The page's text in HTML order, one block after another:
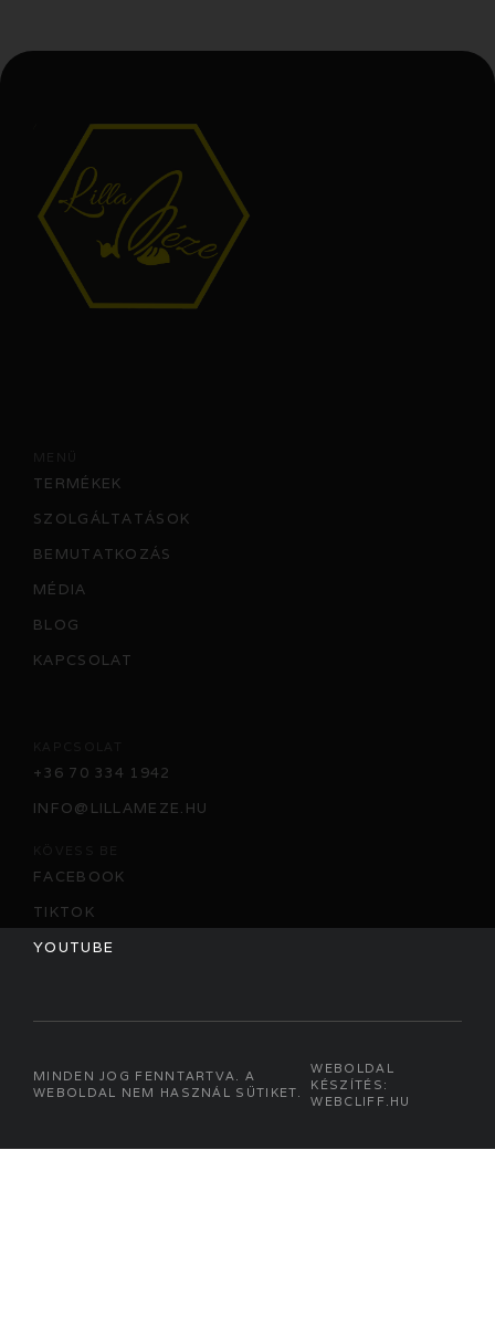
TERMÉKEK
SZOLGÁLTATÁSOK
BEMUTATKOZÁS
MÉDIA
BLOG
KAPCSOLAT
+36 70 334 1942
INFO@LILLAMEZE.HU
FACEBOOK
TIKTOK
YOUTUBE
MINDEN JOG FENNTARTVA. A
WEBOLDAL NEM HASZNÁL SÜTIKET.
WEBOLDAL
KÉSZÍTÉS:
WEBCLIFF.HU